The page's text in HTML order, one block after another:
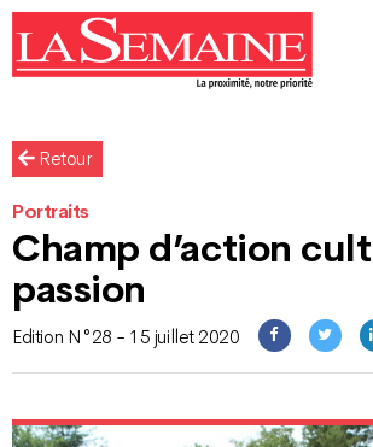
Retour
Portraits
Champ d’action
passion
Edition N°28 - 15 juillet 2020